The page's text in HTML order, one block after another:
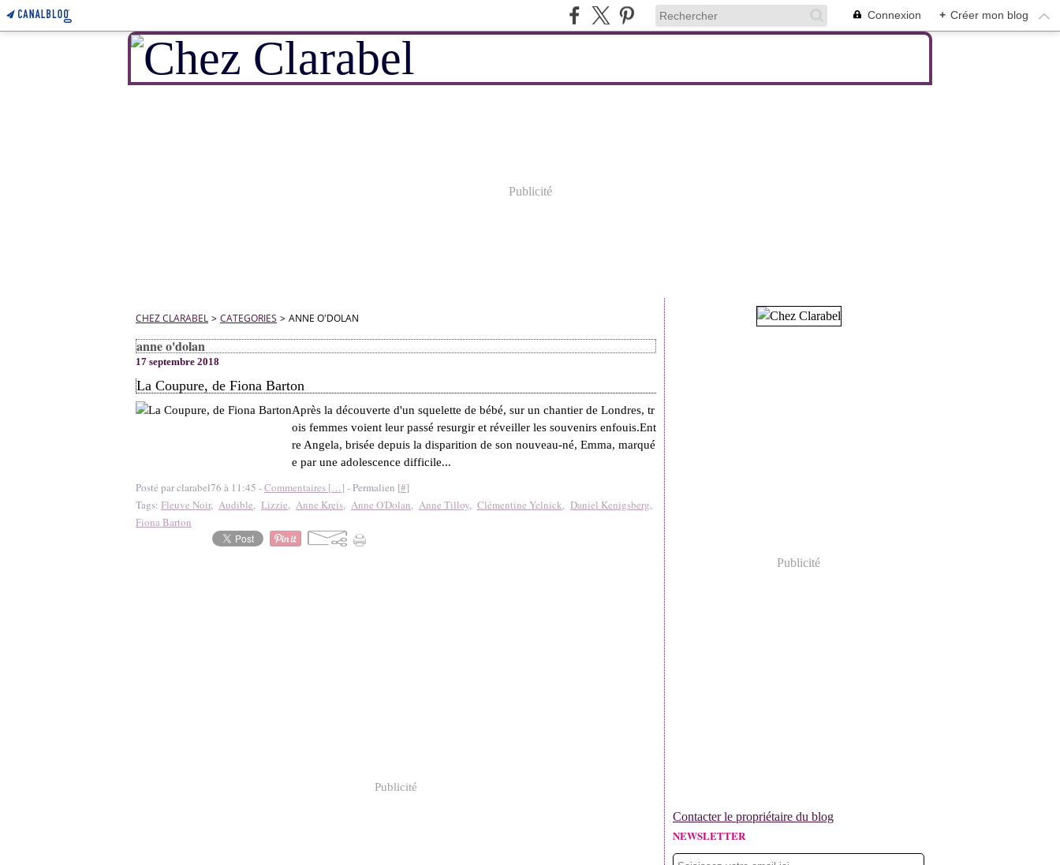
Connexion + Créer mon blog
Publicité
CHEZ CLARABEL > CATEGORIES > ANNE O'DOLAN
anne o'dolan
17 septembre 2018
La Coupure, de Fiona Barton
Après la découverte d'un squelette de bébé, sur un chantier de Londres, tr
ois femmes voient leur passé resurgir et réveiller les souvenirs enfouis.Ent
re Angela, brisée depuis la disparition de son nouveau-né, Emma, marqué
e par une adolescence difficile...
Posté par clarabel76 à 11:45 -Commentaires […] - Permalien [#]
Tags: Fleuve Noir, Audible, Lizzie, Anne Kreis, Anne O'Dolan, Anne Tilloy, Clémentine Yelnick, Daniel Kenigsberg,
Fiona Barton
Publicité
Publicité
Contacter le propriétaire du blog
NEWSLETTER